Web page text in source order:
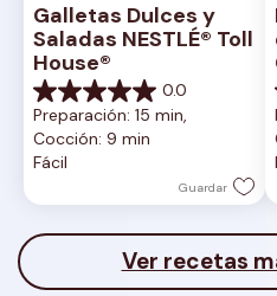
Galletas Dulces y
Saladas NESTLÉ® Toll
House®
0.0
0.0
de
5
estrellas.
Preparación: 15 min,
Cocción: 9 min
Fácil
Guardar
Ver recetas